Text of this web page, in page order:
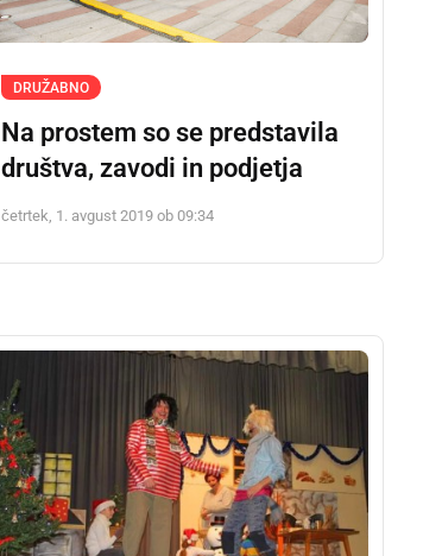
DRUŽABNO
Na prostem so se predstavila
društva, zavodi in podjetja
četrtek, 1. avgust 2019 ob 09:34